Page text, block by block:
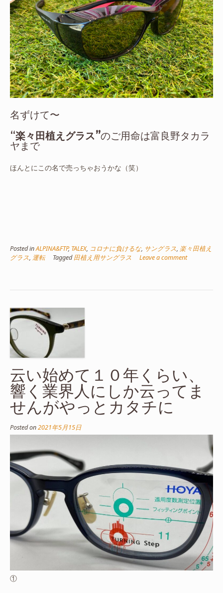
名ずけて〜
“楽々田植えグラス”のご用命は富良野タカラ
ヤまで
ほんとにこの名で売っちゃおうかな（笑）
Posted inALPINA&FTP, TALEX, コロナに負けるな, サングラス, 楽々田植え
グラス, 運転 Tagged田植え用サングラス Leave a comment
云い始めて１０年くらい、
響く業界人にしか云ってま
せんがやっとカタチに
Posted on2021年5月15日
①